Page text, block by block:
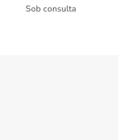
Sob consulta